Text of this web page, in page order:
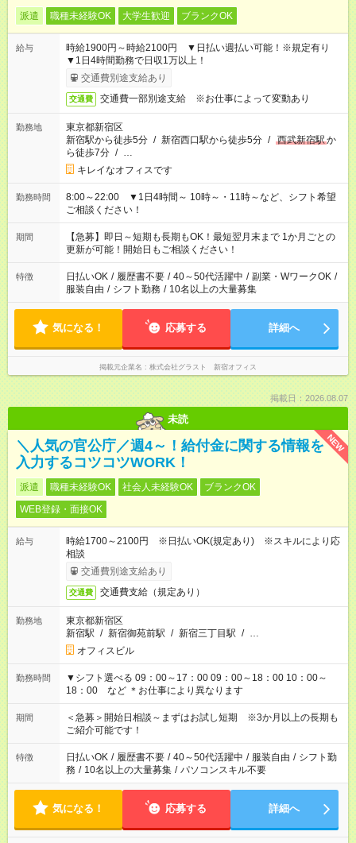
派遣 職種未経験OK 大学生歓迎 ブランクOK
給与
時給1900円～時給2100円 ▼日払い週払い可能！※規定有り
▼1日4時間勤務で日収1万以上！
交通費別途支給あり
交通費 交通費一部別途支給 ※お仕事によって変動あり
勤務地
東京都新宿区
新宿駅から徒歩5分 / 新宿西口駅から徒歩5分 / 西武新宿駅か
ら徒歩7分 / …
キレイなオフィスです
勤務時間
8:00～22:00 ▼1日4時間～ 10時～・11時～など、シフト希望
ご相談ください！
期間
【急募】即日～短期も長期もOK！最短翌月末まで 1か月ごとの
更新が可能！開始日もご相談ください！
特徴 日払いOK / 履歴書不要 / 40～50代活躍中 / 副業・WワークOK /
服装自由 / シフト勤務 / 10名以上の大量募集
気になる！ 応募する 詳細へ
掲載元企業名 株式会社グラスト 新宿オフィス
掲載日：2026.08.07
未読
NEW
＼人気の官公庁／週4～！給付金に関する情報を
入力するコツコツWORK！
派遣 職種未経験OK 社会人未経験OK
ブランクOK
WEB登録・面接OK
給与
時給1700～2100円 ※日払いOK(規定あり) ※スキルにより応
相談
交通費別途支給あり
交通費 交通費支給（規定あり）
勤務地
東京都新宿区
新宿駅 / 新宿御苑前駅 / 新宿三丁目駅 / …
オフィスビル
勤務時間
▼シフト選べる 09：00～17：00 09：00～18：00 10：00～
18：00 など ＊お仕事により異なります
期間
＜急募＞開始日相談～まずはお試し短期 ※3か月以上の長期も
ご紹介可能です！
特徴 日払いOK / 履歴書不要 / 40～50代活躍中 / 服装自由 / シフト勤
務 / 10名以上の大量募集 / パソコンスキル不要
気になる！ 応募する 詳細へ